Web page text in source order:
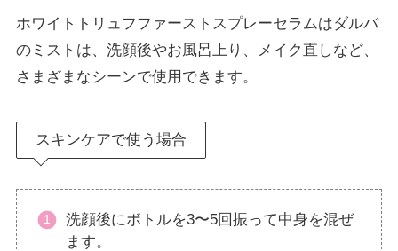
ホワイトトリュフファーストスプレーセラムはダルバ
のミストは、洗顔後やお風呂上り、メイク直しなど、
さまざまなシーンで使用できます。
スキンケアで使う場合
洗顔後にボトルを3〜5回振って中身を混ぜ
ます。